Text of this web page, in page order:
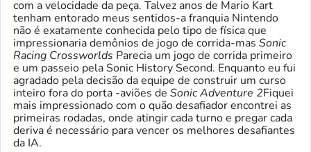
com a velocidade da peça. Talvez anos de Mario Kart
tenham entorado meus sentidos-a franquia Nintendo
não é exatamente conhecida pelo tipo de física que
impressionaria demônios de jogo de corrida-mas Sonic
Racing Crossworlds Parecia um jogo de corrida primeiro
e um passeio pela Sonic History Second. Enquanto eu fui
agradado pela decisão da equipe de construir um curso
inteiro fora do porta -aviões de Sonic Adventure 2Fiquei
mais impressionado com o quão desafiador encontrei as
primeiras rodadas, onde atingir cada turno e pregar cada
deriva é necessário para vencer os melhores desafiantes
da IA.